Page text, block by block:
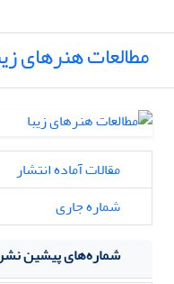
مطالعات هنرهای
مقالات آماده انتشار
شماره جاری
شماره‌های پیشین